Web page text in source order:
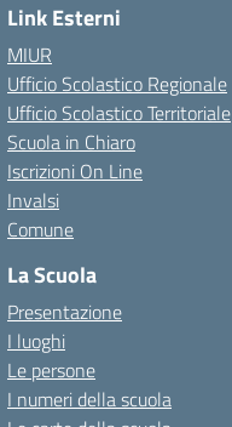
Link Esterni
MIUR
Ufficio Scolastico Regionale
Ufficio Scolastico Territoriale
Scuola in Chiaro
Iscrizioni On Line
Invalsi
Comune
La Scuola
Presentazione
I luoghi
Le persone
I numeri della scuola